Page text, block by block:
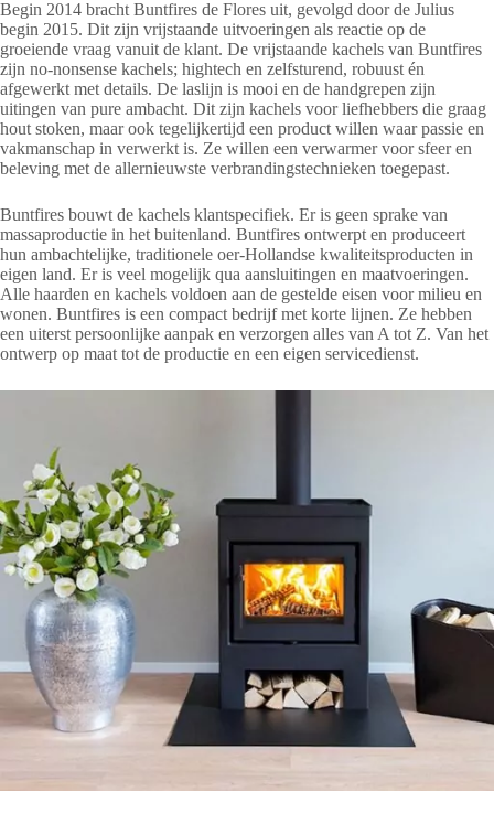
Begin 2014 bracht Buntfires de Flores uit, gevolgd door de Julius
begin 2015. Dit zijn vrijstaande uitvoeringen als reactie op de
groeiende vraag vanuit de klant. De vrijstaande kachels van Buntfires
zijn no-nonsense kachels; hightech en zelfsturend, robuust én
afgewerkt met details. De laslijn is mooi en de handgrepen zijn
uitingen van pure ambacht. Dit zijn kachels voor liefhebbers die graag
hout stoken, maar ook tegelijkertijd een product willen waar passie en
vakmanschap in verwerkt is. Ze willen een verwarmer voor sfeer en
beleving met de allernieuwste verbrandingstechnieken toegepast.
Buntfires bouwt de kachels klantspecifiek. Er is geen sprake van
massaproductie in het buitenland. Buntfires ontwerpt en produceert
hun ambachtelijke, traditionele oer-Hollandse kwaliteitsproducten in
eigen land. Er is veel mogelijk qua aansluitingen en maatvoeringen.
Alle haarden en kachels voldoen aan de gestelde eisen voor milieu en
wonen. Buntfires is een compact bedrijf met korte lijnen. Ze hebben
een uiterst persoonlijke aanpak en verzorgen alles van A tot Z. Van het
ontwerp op maat tot de productie en een eigen servicedienst.